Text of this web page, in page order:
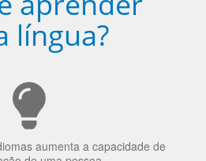
aprender
língua?